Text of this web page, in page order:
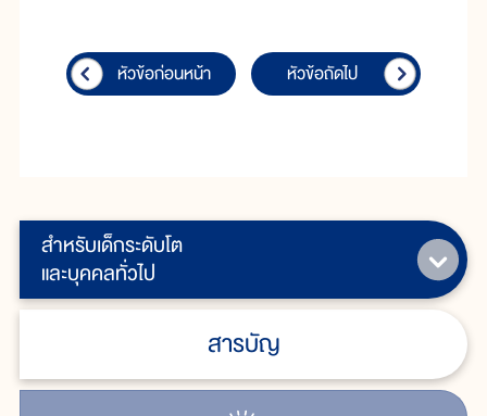
สำหรับเด็กระดับโต
และบุคคลทั่วไป
สารบัญ
หัวข้อก่อนหน้า หัวข้อถัดไป